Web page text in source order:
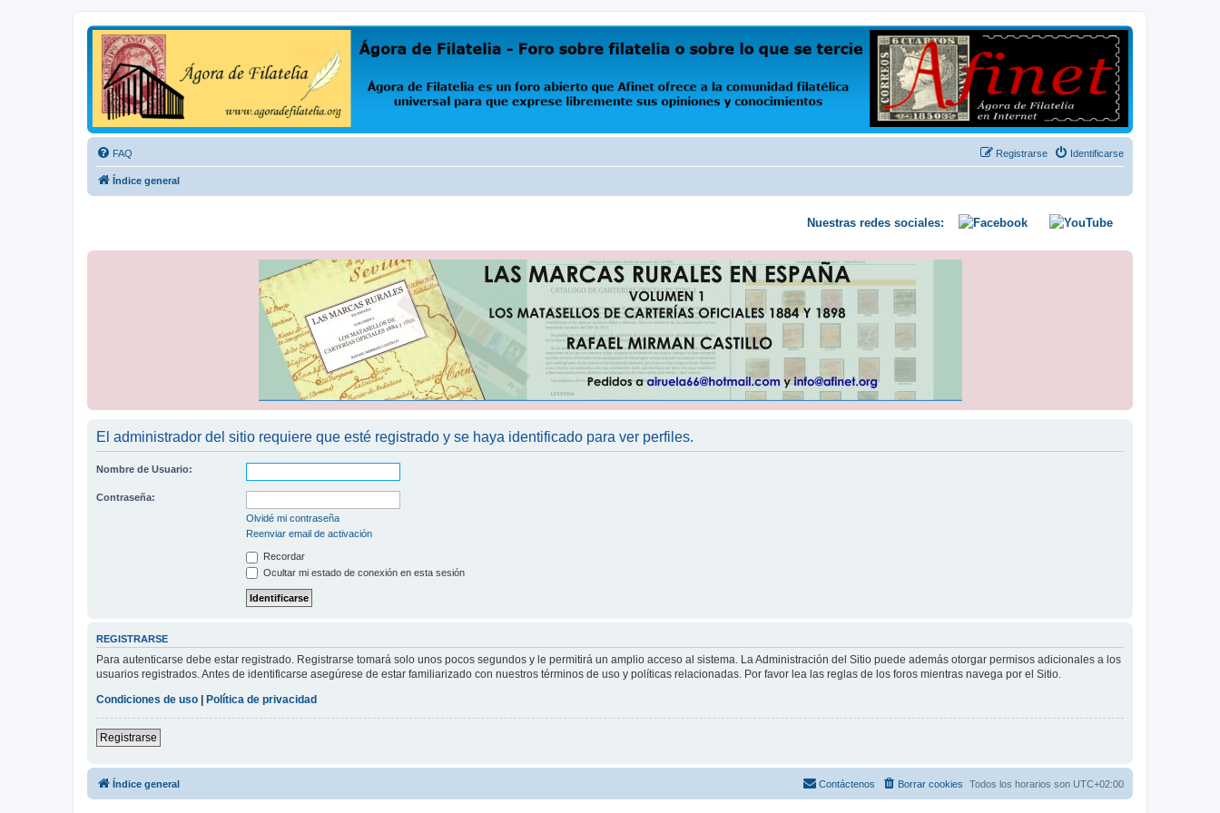
Ágora de Filatelia
Foro sobre filatelia o sobre lo que se tercie. Ágora de Filatelia es un foro abierto que Afinet ofrece a la comunidad filatélica universal para que exprese libremente sus opiniones y conocimientos
FAQ Identificarse
Registrarse
Índice general
Nuestras redes sociales:
El administrador del sitio requiere que esté registrado y se haya identificado para ver perfiles.
Nombre de Usuario:
Contraseña:
Olvidé mi contraseña
Reenviar email de activación
Recordar
Ocultar mi estado de conexión en esta sesión
REGISTRARSE
Para autenticarse debe estar registrado. Registrarse tomará solo unos pocos segundos y le permitirá un amplio acceso al sistema. La Administración del Sitio puede además otorgar permisos adicionales a los
usuarios registrados. Antes de identificarse asegúrese de estar familiarizado con nuestros términos de uso y políticas relacionadas. Por favor lea las reglas de los foros mientras navega por el Sitio.
Condiciones de uso | Política de privacidad
Registrarse
Índice general Todos los horarios son UTC+02:00
Borrar cookies
Contáctenos